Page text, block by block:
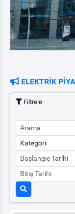
ELEKTRİK
Filtrele